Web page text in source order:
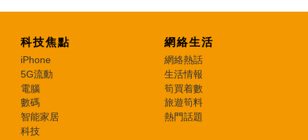
科技焦點
iPhone
5G流動
電腦
數碼
智能家居
科技
網絡生活
網絡熱話
生活情報
筍買着數
旅遊筍料
熱門話題